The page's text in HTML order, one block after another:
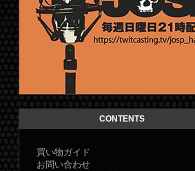
CONTENTS
買い物ガイド
お問い合わせ